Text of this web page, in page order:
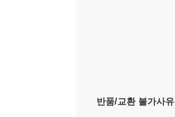
반품/교환 불가사유